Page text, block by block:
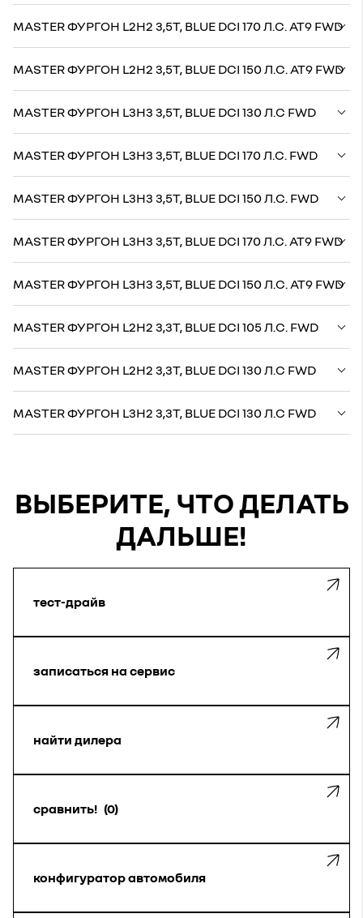
MASTER ФУРГОН L2H2 3,5Т, BLUE DCI 170 Л.С. AT9 FWD
MASTER ФУРГОН L2H2 3,5Т, BLUE DCI 150 Л.С. AT9 FWD
MASTER ФУРГОН L3H3 3,5Т, BLUE DCI 130 Л.С FWD
MASTER ФУРГОН L3H3 3,5Т, BLUE DCI 170 Л.С. FWD
MASTER ФУРГОН L3H3 3,5Т, BLUE DCI 150 Л.С. FWD
MASTER ФУРГОН L3H3 3,5Т, BLUE DCI 170 Л.С. AT9 FWD
MASTER ФУРГОН L3H3 3,5Т, BLUE DCI 150 Л.С. AT9 FWD
MASTER ФУРГОН L2H2 3,3Т, BLUE DCI 105 Л.С. FWD
MASTER ФУРГОН L2H2 3,3Т, BLUE DCI 130 Л.С FWD
MASTER ФУРГОН L3H2 3,3Т, BLUE DCI 130 Л.С FWD
ВЫБЕРИТЕ, ЧТО ДЕЛАТЬ
ДАЛЬШЕ!
тест-драйв
записаться на сервис
найти дилера
сравнить! 0
конфигуратор автомобиля